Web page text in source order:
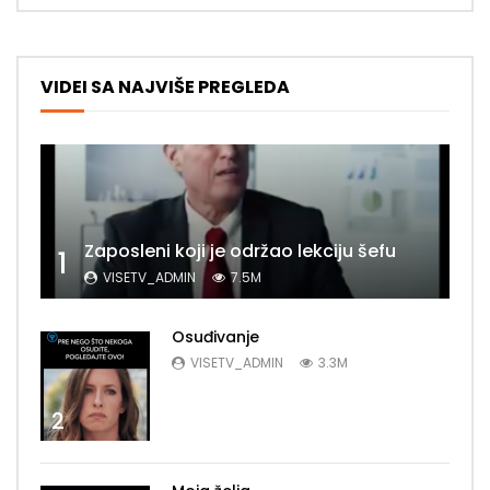
VIDEI SA NAJVIŠE PREGLEDA
1 Zaposleni koji je održao lekciju šefu
VISETV_ADMIN 7.5M
2
Osuđivanje
VISETV_ADMIN 3.3M